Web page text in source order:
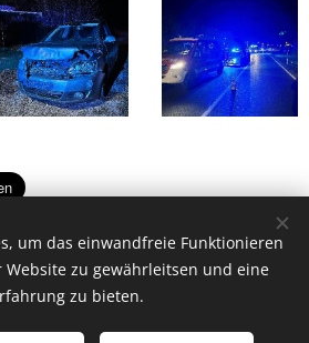
Jois |Impressum
NOTRUF 122
um das einwandfreie Funktionieren
zu gewährleitsen und eine
zu bieten.